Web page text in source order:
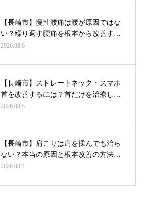
【長崎市】慢性腰痛は腰が原因ではな
い？繰り返す腰痛を根本から改善す…
2026.08.6
【長崎市】ストレートネック・スマホ
首を改善するには？首だけを治療し…
2026.08.5
【長崎市】肩こりは肩を揉んでも治ら
ない？本当の原因と根本改善の方法…
2026.08.4